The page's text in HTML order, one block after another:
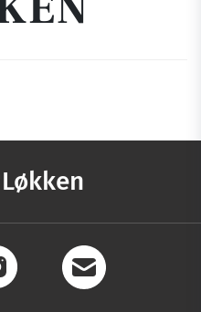
Løkken